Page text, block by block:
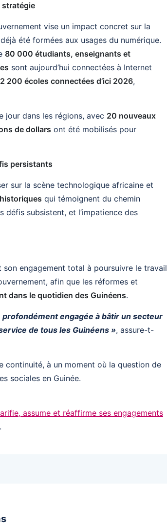
stratégie
vise un impact concret sur la
été formées aux usages du numérique.
80 000 étudiants, enseignants et
sont aujourd’hui connectées à Internet
2 200 écoles connectées d’ici 2026,
jour dans les régions, avec 20 nouveaux
de dollars ont été mobilisés pour
persistants
sur la scène technologique africaine et
qui témoignent du chemin
défis subsistent, et l’impatience des
engagement total à poursuivre le travail
afin que les réformes et
dans le quotidien des Guinéens.
engagée à bâtir un secteur
de tous les Guinéens », assure-t-
continuité, à un moment où la question de
sociales en Guinée.
assume et réaffirme ses engagements
.